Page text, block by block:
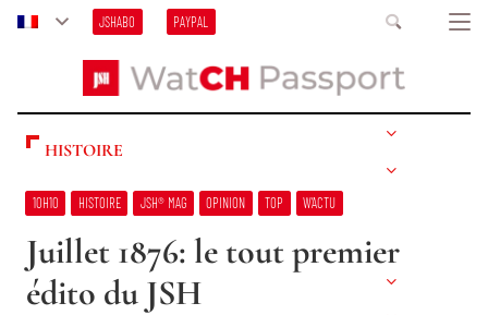
JSHABO PAYPAL
HISTOIRE
10H10 HISTOIRE JSH® MAG OPINION TOP W’ACTU
Juillet 1876: le tout premier
édito du JSH